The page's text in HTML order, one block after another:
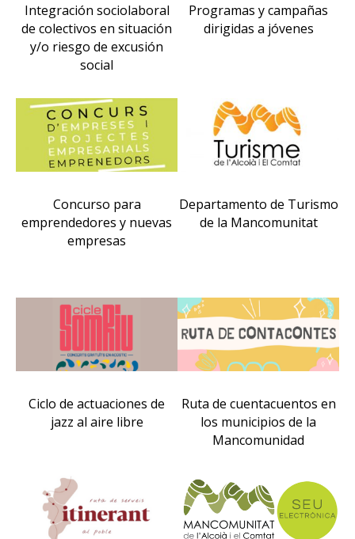
Integración sociolaboral
de colectivos en situación
y/o riesgo de excusión
social
Programas y campañas
dirigidas a jóvenes
Concurso para
emprendedores y nuevas
empresas
Departamento de Turismo
de la Mancomunitat
Ciclo de actuaciones de
jazz al aire libre
Ruta de cuentacuentos en
los municipios de la
Mancomunidad